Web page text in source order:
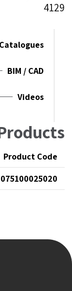
4129
Catalogues
BIM / CAD
Videos
Product Code
075100025020